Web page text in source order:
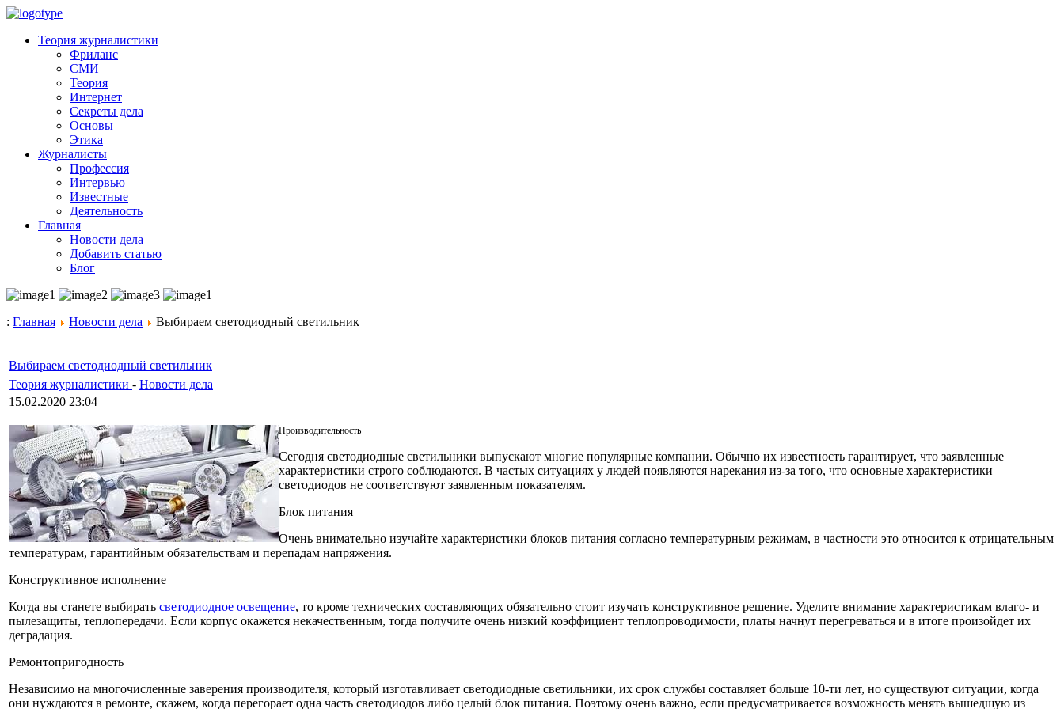
Теория журналистики
Фриланс
СМИ
Теория
Интернет
Секреты дела
Основы
Этика
Журналисты
Профессия
Интервью
Известные
Деятельность
Главная
Новости дела
Добавить статью
Блог
: Главная Новости дела Выбираем светодиодный светильник
Выбираем светодиодный светильник
Теория журналистики - Новости дела
15.02.2020 23:04
Производительность
Сегодня светодиодные светильники выпускают многие популярные компании. Обычно их известность гарантирует, что заявленные
характеристики строго соблюдаются. В частых ситуациях у людей появляются нарекания из-за того, что основные характеристики
светодиодов не соответствуют заявленным показателям.
Блок питания
Очень внимательно изучайте характеристики блоков питания согласно температурным режимам, в частности это относится к отрицательным
температурам, гарантийным обязательствам и перепадам напряжения.
Конструктивное исполнение
Когда вы станете выбирать светодиодное освещение, то кроме технических составляющих обязательно стоит изучать конструктивное решение. Уделите внимание характеристикам влаго- и
пылезащиты, теплопередачи. Если корпус окажется некачественным, тогда получите очень низкий коэффициент теплопроводимости, платы начнут перегреваться и в итоге произойдет их
деградация.
Ремонтопригодность
Независимо на многочисленные заверения производителя, который изготавливает светодиодные светильники, их срок службы составляет больше 10-ти лет, но существуют ситуации, когда
они нуждаются в ремонте, скажем, когда перегорает одна часть светодиодов либо целый блок питания. Поэтому очень важно, если предусматривается возможность менять вышедшую из